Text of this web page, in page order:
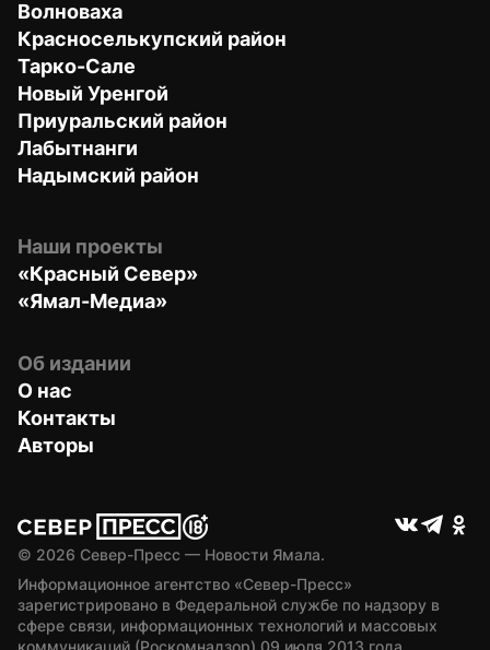
Волноваха
Красноселькупский район
Тарко-Сале
Новый Уренгой
Приуральский район
Лабытнанги
Надымский район
Наши проекты
«Красный Север»
«Ямал-Медиа»
Об издании
О нас
Контакты
Авторы
© 2026 Север-Пресс — Новости Ямала.
Информационное агентство «Север-Пресс»
зарегистрировано в Федеральной службе по надзору в
сфере связи, информационных технологий и массовых
коммуникаций (Роскомнадзор) 09 июля 2013 года